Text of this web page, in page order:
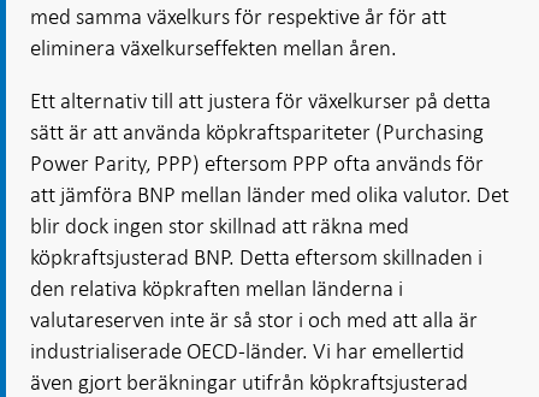
med samma växelkurs för respektive år för att
eliminera växelkurseffekten mellan åren.
Ett alternativ till att justera för växelkurser på detta
sätt är att använda köpkraftspariteter (Purchasing
Power Parity, PPP) eftersom PPP ofta används för
att jämföra BNP mellan länder med olika valutor. Det
blir dock ingen stor skillnad att räkna med
köpkraftsjusterad BNP. Detta eftersom skillnaden i
den relativa köpkraften mellan länderna i
valutareserven inte är så stor i och med att alla är
industrialiserade OECD-länder. Vi har emellertid
även gjort beräkningar utifrån köpkraftsjusterad